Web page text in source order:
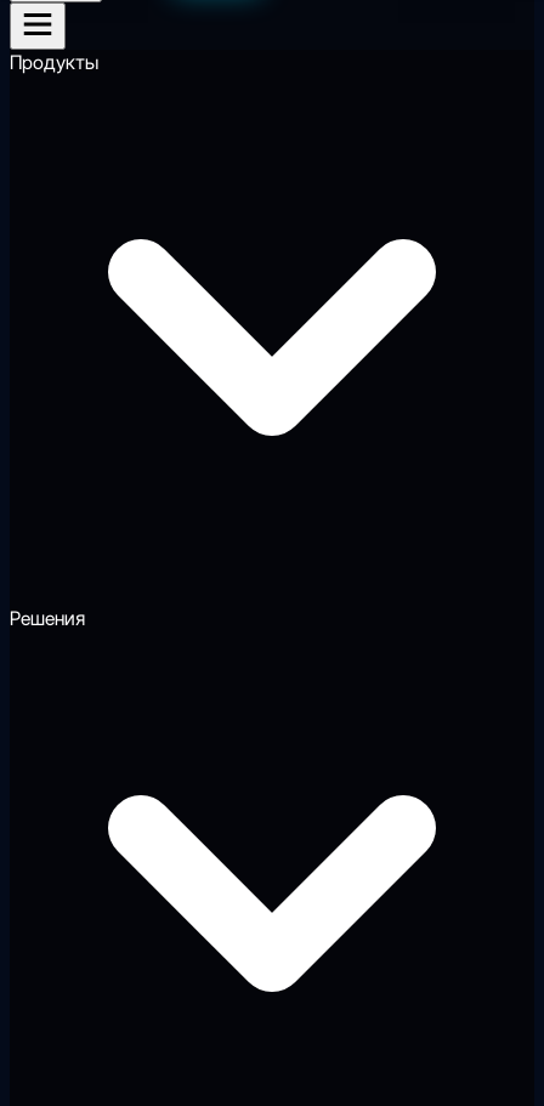
Продукты
Решения